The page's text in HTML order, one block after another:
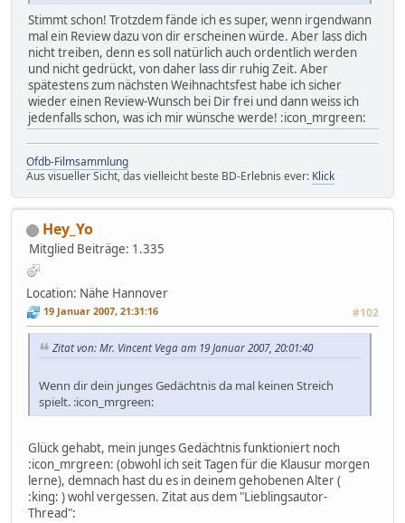
Stimmt schon! Trotzdem fände ich es super, wenn irgendwann
mal ein Review dazu von dir erscheinen würde. Aber lass dich
nicht treiben, denn es soll natürlich auch ordentlich werden
und nicht gedrückt, von daher lass dir ruhig Zeit. Aber
spätestens zum nächsten Weihnachtsfest habe ich sicher
wieder einen Review-Wunsch bei Dir frei und dann weiss ich
jedenfalls schon, was ich mir wünsche werde! :icon_mrgreen:
Ofdb-Filmsammlung
Aus visueller Sicht, das vielleicht beste BD-Erlebnis ever: Klick
Hey_Yo
Mitglied Beiträge: 1.335
Location: Nähe Hannover
19 Januar 2007, 21:31:16 #102
Zitat von: Mr. Vincent Vega am 19 Januar 2007, 20:01:40
Wenn dir dein junges Gedächtnis da mal keinen Streich
spielt. :icon_mrgreen:
Glück gehabt, mein junges Gedächtnis funktioniert noch
:icon_mrgreen: (obwohl ich seit Tagen für die Klausur morgen
lerne), demnach hast du es in deinem gehobenen Alter (
:king: ) wohl vergessen. Zitat aus dem "Lieblingsautor-
Thread":